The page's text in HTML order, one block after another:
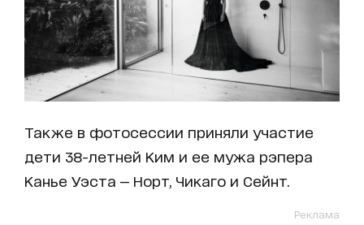
Также в фотосессии приняли участие
дети 38-летней Ким и ее мужа рэпера
Канье Уэста — Норт, Чикаго и Сейнт.
Реклама